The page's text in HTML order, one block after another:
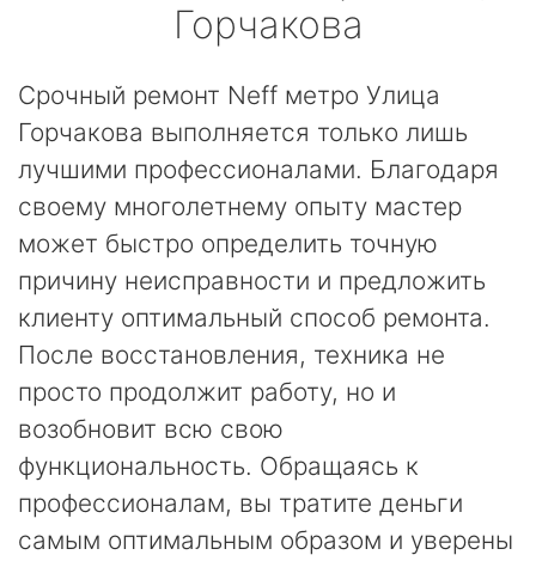
Горчакова
Срочный ремонт Neff метро Улица
Горчакова выполняется только лишь
лучшими профессионалами. Благодаря
своему многолетнему опыту мастер
может быстро определить точную
причину неисправности и предложить
клиенту оптимальный способ ремонта.
После восстановления, техника не
просто продолжит работу, но и
возобновит всю свою
функциональность. Обращаясь к
профессионалам, вы тратите деньги
самым оптимальным образом и уверены